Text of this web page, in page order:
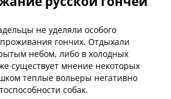
не уделяли особого
гончих. Отдыхали
небом, либо в холодных
существует мнение некоторых
теплые вольеры негативно
собак.